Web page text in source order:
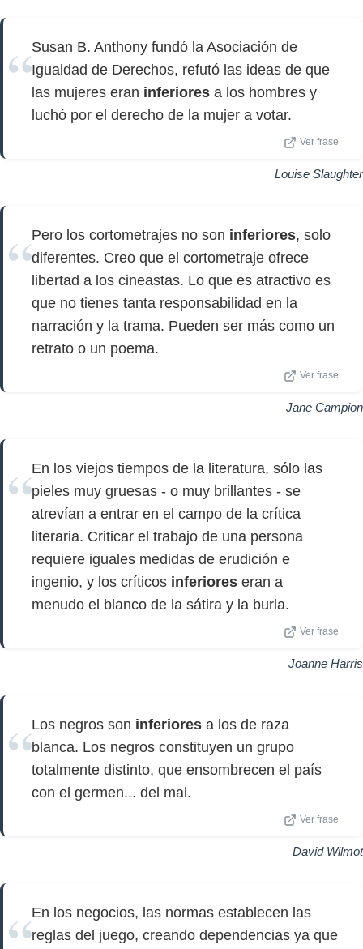
Susan B. Anthony fundó la Asociación de
Igualdad de Derechos, refutó las ideas de que
las mujeres eran inferiores a los hombres y
luchó por el derecho de la mujer a votar.
Ver frase
Louise Slaughter
Pero los cortometrajes no son inferiores, solo
diferentes. Creo que el cortometraje ofrece
libertad a los cineastas. Lo que es atractivo es
que no tienes tanta responsabilidad en la
narración y la trama. Pueden ser más como un
retrato o un poema.
Ver frase
Jane Campion
En los viejos tiempos de la literatura, sólo las
pieles muy gruesas - o muy brillantes - se
atrevían a entrar en el campo de la crítica
literaria. Criticar el trabajo de una persona
requiere iguales medidas de erudición e
ingenio, y los críticos inferiores eran a
menudo el blanco de la sátira y la burla.
Ver frase
Joanne Harris
Los negros son inferiores a los de raza
blanca. Los negros constituyen un grupo
totalmente distinto, que ensombrecen el país
con el germen... del mal.
Ver frase
David Wilmot
En los negocios, las normas establecen las
reglas del juego, creando dependencias ya que